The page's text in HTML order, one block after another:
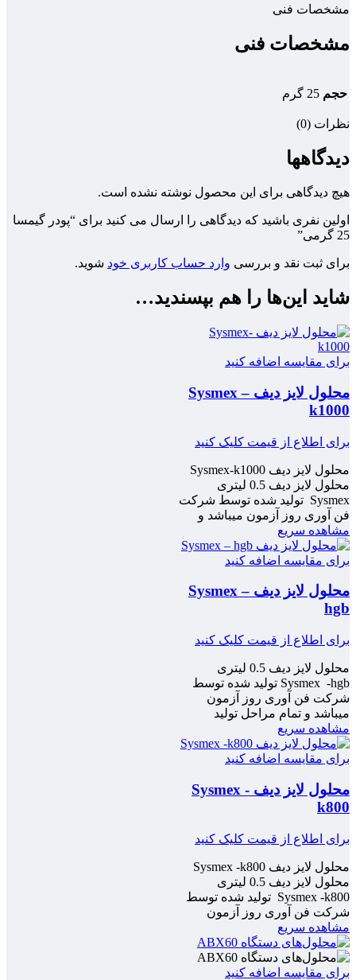
مشخصات فنی
مشخصات فنی
حجم 25 گرم
نظرات (0)
دیدگاهها
هیچ دیدگاهی برای این محصول نوشته نشده است.
اولین نفری باشید که دیدگاهی را ارسال می کنید برای “پودر گیمسا
25 گرمی”
برای ثبت نقد و بررسی وارد حساب کاربری خود شوید.
شاید این‌ها را هم بپسندید…
برای مقایسه اضافه کنید
محلول لایز دیف Sysmex –
k1000
برای اطلاع از قیمت کلیک کنید
محلول لایز دیف Sysmex-k1000
محلول لایز دیف 0.5 لیتری
Sysmex تولید شده توسط شرکت
فن آوری روز آزمون میباشد و
مشاهده سریع
برای مقایسه اضافه کنید
محلول لایز دیف Sysmex –
hgb
برای اطلاع از قیمت کلیک کنید
محلول لایز دیف 0.5 لیتری
Sysmex -hgb تولید شده توسط
شرکت فن آوری روز آزمون
میباشد و تمام مراحل تولید
مشاهده سریع
برای مقایسه اضافه کنید
محلول لایز دیف Sysmex -
k800
برای اطلاع از قیمت کلیک کنید
محلول لایز دیف Sysmex -k800
محلول لایز دیف 0.5 لیتری
Sysmex -k800 تولید شده توسط
شرکت فن آوری روز آزمون
مشاهده سریع
برای مقایسه اضافه کنید